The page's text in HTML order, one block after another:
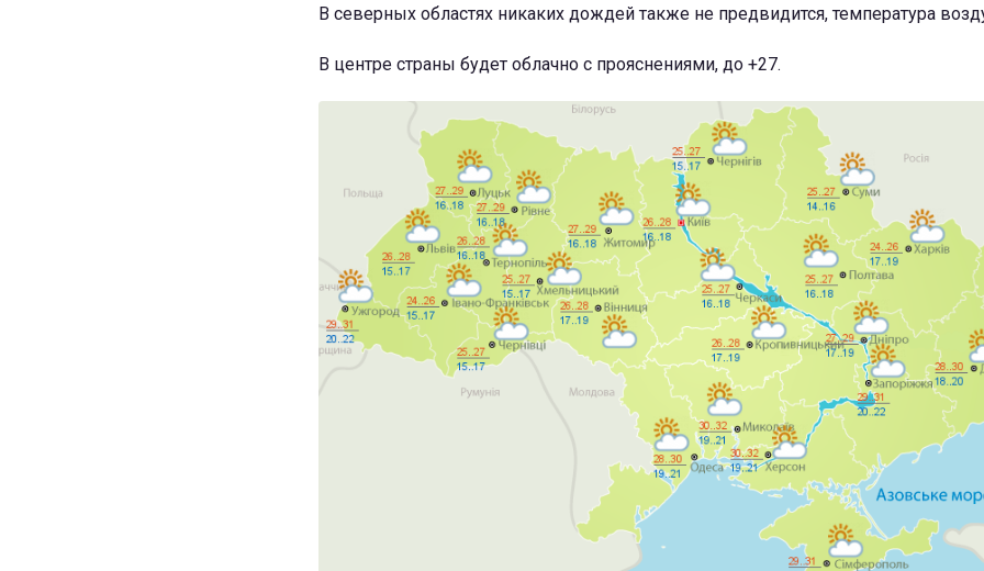
В северных областях никаких дождей также не предвидится, температура
В центре страны будет облачно с прояснениями, до +27.